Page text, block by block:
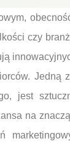
czy
Jedną
jest
na